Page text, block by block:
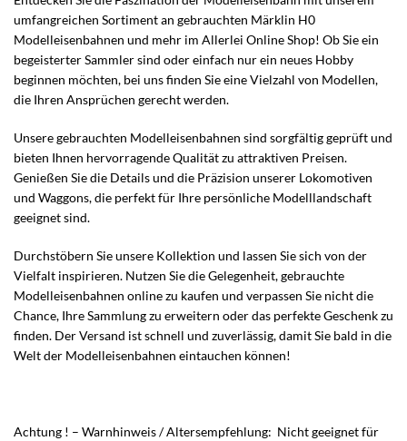
umfangreichen Sortiment an gebrauchten Märklin H0
Modelleisenbahnen und mehr im Allerlei Online Shop! Ob Sie ein
begeisterter Sammler sind oder einfach nur ein neues Hobby
beginnen möchten, bei uns finden Sie eine Vielzahl von Modellen,
die Ihren Ansprüchen gerecht werden.
Unsere gebrauchten Modelleisenbahnen sind sorgfältig geprüft und
bieten Ihnen hervorragende Qualität zu attraktiven Preisen.
Genießen Sie die Details und die Präzision unserer Lokomotiven
und Waggons, die perfekt für Ihre persönliche Modelllandschaft
geeignet sind.
Durchstöbern Sie unsere Kollektion und lassen Sie sich von der
Vielfalt inspirieren. Nutzen Sie die Gelegenheit, gebrauchte
Modelleisenbahnen online zu kaufen und verpassen Sie nicht die
Chance, Ihre Sammlung zu erweitern oder das perfekte Geschenk zu
finden. Der Versand ist schnell und zuverlässig, damit Sie bald in die
Welt der Modelleisenbahnen eintauchen können!
Achtung ! – Warnhinweis / Altersempfehlung: Nicht geeignet für